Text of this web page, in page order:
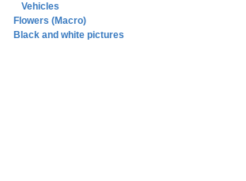
Vehicles
Flowers (Macro)
Black and white pictures